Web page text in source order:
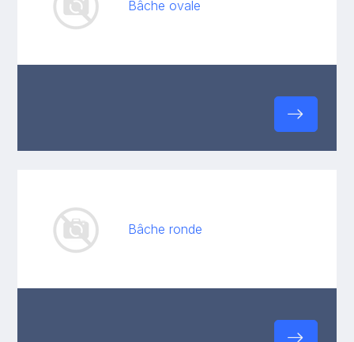
Bâche ovale
Bâche ronde